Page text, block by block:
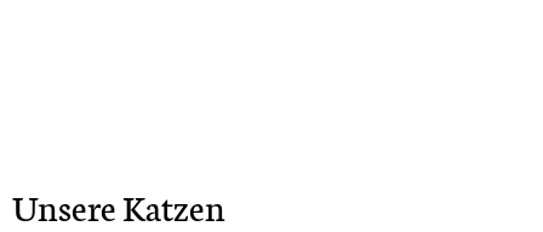
Unsere Katzen